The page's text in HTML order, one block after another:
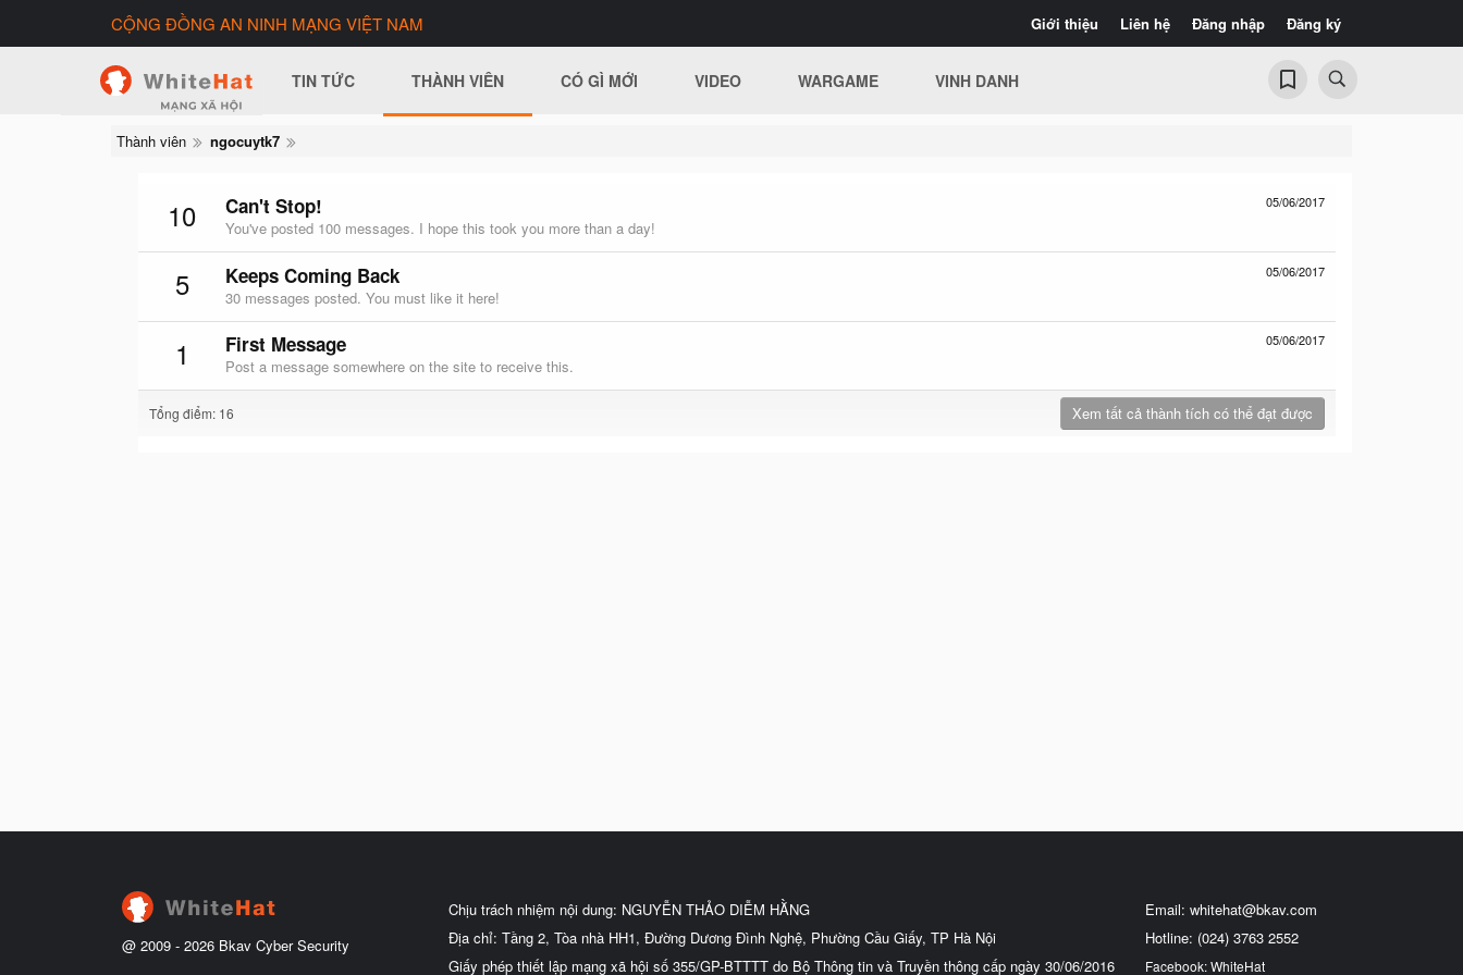
Giới thiệu Liên hệ Đăng nhập Đăng ký
CỘNG ĐỒNG AN NINH MẠNG VIỆT NAM
TIN TỨC THÀNH VIÊN CÓ GÌ MỚI VIDEO WARGAME VINH DANH
Thành viên ngocuytk7
10 05/06/2017
Can't Stop!
You've posted 100 messages. I hope this took you more than a day!
5 05/06/2017
Keeps Coming Back
30 messages posted. You must like it here!
1 05/06/2017
First Message
Post a message somewhere on the site to receive this.
Tổng điểm: 16 Xem tất cả thành tích có thể đạt được
@ 2009 - 2026 Bkav Cyber Security
Chịu trách nhiệm nội dung: NGUYỄN THẢO DIỄM HẰNG
Địa chỉ: Tầng 2, Tòa nhà HH1, Đường Dương Đình Nghệ, Phường Cầu Giấy, TP Hà Nội
Giấy phép thiết lập mạng xã hội số 355/GP-BTTTT do Bộ Thông tin và Truyền thông cấp ngày 30/06/2016
Email: whitehat@bkav.com
Hotline: (024) 3763 2552
Facebook: WhiteHat